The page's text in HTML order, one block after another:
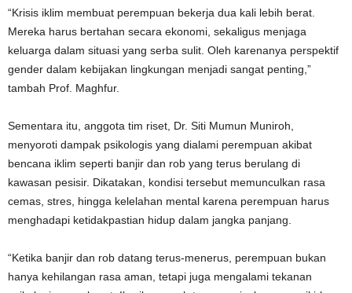
“Krisis iklim membuat perempuan bekerja dua kali lebih berat.
Mereka harus bertahan secara ekonomi, sekaligus menjaga
keluarga dalam situasi yang serba sulit. Oleh karenanya perspektif
gender dalam kebijakan lingkungan menjadi sangat penting,”
tambah Prof. Maghfur.
Sementara itu, anggota tim riset, Dr. Siti Mumun Muniroh,
menyoroti dampak psikologis yang dialami perempuan akibat
bencana iklim seperti banjir dan rob yang terus berulang di
kawasan pesisir. Dikatakan, kondisi tersebut memunculkan rasa
cemas, stres, hingga kelelahan mental karena perempuan harus
menghadapi ketidakpastian hidup dalam jangka panjang.
“Ketika banjir dan rob datang terus-menerus, perempuan bukan
hanya kehilangan rasa aman, tetapi juga mengalami tekanan